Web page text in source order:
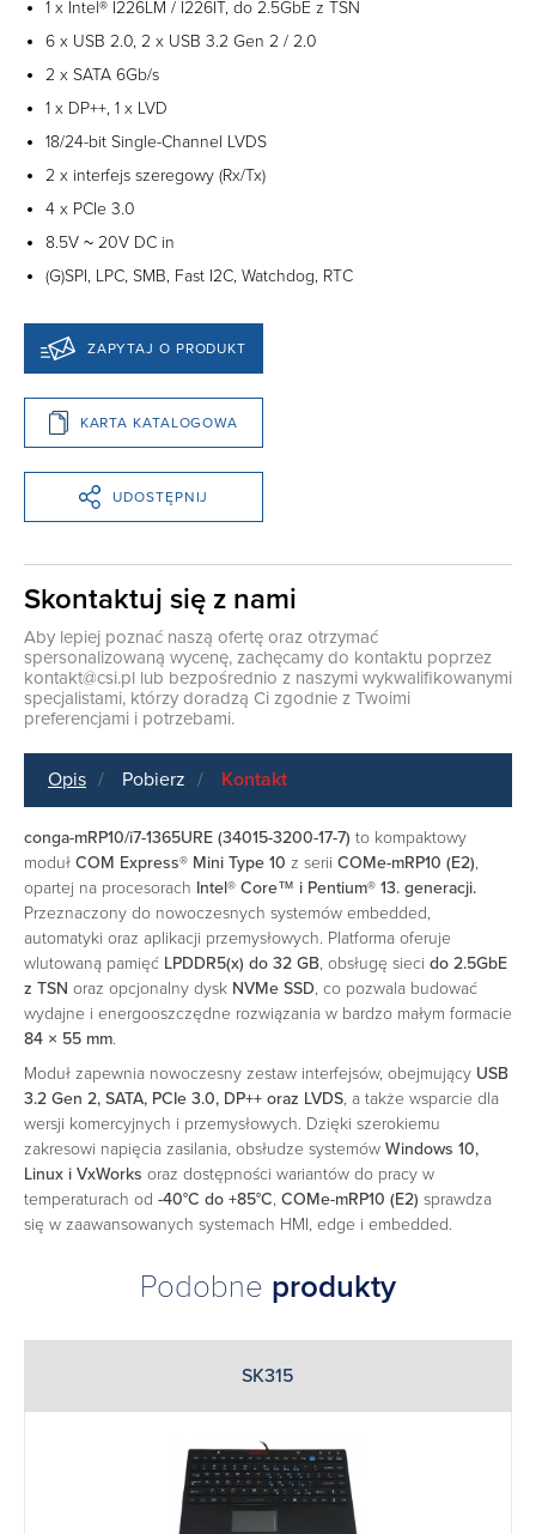
1 x Intel® I226LM / I226IT, do 2.5GbE z TSN
6 x USB 2.0, 2 x USB 3.2 Gen 2 / 2.0
2 x SATA 6Gb/s
1 x DP++, 1 x LVD
18/24-bit Single-Channel LVDS
2 x interfejs szeregowy (Rx/Tx)
4 x PCIe 3.0
8.5V ~ 20V DC in
(G)SPI, LPC, SMB, Fast I2C, Watchdog, RTC
ZAPYTAJ O PRODUKT
KARTA KATALOGOWA
UDOSTĘPNIJ
Skontaktuj się z nami
Aby lepiej poznać naszą ofertę oraz otrzymać
spersonalizowaną wycenę, zachęcamy do kontaktu poprzez
kontakt@csi.pl lub bezpośrednio z naszymi wykwalifikowanymi
specjalistami, którzy doradzą Ci zgodnie z Twoimi
preferencjami i potrzebami.
Opis Pobierz Kontakt
conga-mRP10/i7-1365URE (34015-3200-17-7) to kompaktowy
moduł COM Express® Mini Type 10 z serii COMe-mRP10 (E2),
opartej na procesorach Intel® Core™ i Pentium® 13. generacji.
Przeznaczony do nowoczesnych systemów embedded,
automatyki oraz aplikacji przemysłowych. Platforma oferuje
wlutowaną pamięć LPDDR5(x) do 32 GB, obsługę sieci do 2.5GbE
z TSN oraz opcjonalny dysk NVMe SSD, co pozwala budować
wydajne i energooszczędne rozwiązania w bardzo małym formacie
84 × 55 mm.
Moduł zapewnia nowoczesny zestaw interfejsów, obejmujący USB
3.2 Gen 2, SATA, PCIe 3.0, DP++ oraz LVDS, a także wsparcie dla
wersji komercyjnych i przemysłowych. Dzięki szerokiemu
zakresowi napięcia zasilania, obsłudze systemów Windows 10,
Linux i VxWorks oraz dostępności wariantów do pracy w
temperaturach od -40°C do +85°C, COMe-mRP10 (E2) sprawdza
się w zaawansowanych systemach HMI, edge i embedded.
Podobne produkty
SK315